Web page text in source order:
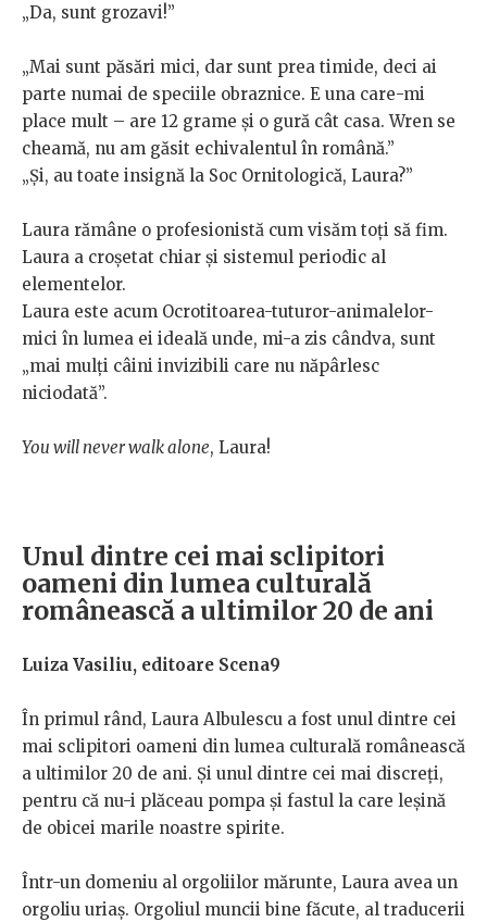
„Da, sunt grozavi!”
„Mai sunt păsări mici, dar sunt prea timide, deci ai
parte numai de speciile obraznice. E una care-mi
place mult – are 12 grame și o gură cât casa. Wren se
cheamă, nu am găsit echivalentul în română.”
„Și, au toate insignă la Soc Ornitologică, Laura?”
Laura rămâne o profesionistă cum visăm toți să fim.
Laura a croșetat chiar și sistemul periodic al
elementelor.
Laura este acum Ocrotitoarea-tuturor-animalelor-
mici în lumea ei ideală unde, mi-a zis cândva, sunt
„mai mulți câini invizibili care nu năpârlesc
niciodată”.
You will never walk alone, Laura!
Unul dintre cei mai sclipitori
oameni din lumea culturală
românească a ultimilor 20 de ani
Luiza Vasiliu, editoare Scena9
În primul rând, Laura Albulescu a fost unul dintre cei
mai sclipitori oameni din lumea culturală românească
a ultimilor 20 de ani. Și unul dintre cei mai discreți,
pentru că nu-i plăceau pompa și fastul la care leșină
de obicei marile noastre spirite.
Într-un domeniu al orgoliilor mărunte, Laura avea un
orgoliu uriaș. Orgoliul muncii bine făcute, al traducerii